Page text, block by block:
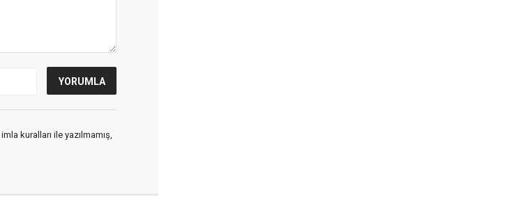
kuralları ile yazılmamış,